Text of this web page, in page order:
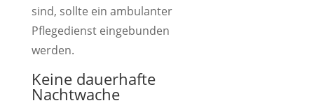
sind, sollte ein ambulanter
Pflegedienst eingebunden
werden.
Keine dauerhafte
Nachtwache